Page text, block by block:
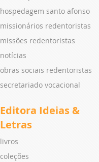
hospedagem santo afonso
missionários redentoristas
missões redentoristas
notícias
obras sociais redentoristas
secretariado vocacional
Editora Ideias &
Letras
livros
coleções